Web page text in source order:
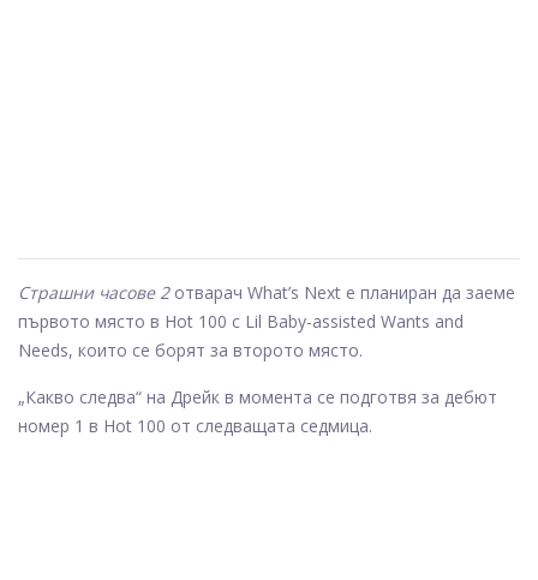
Страшни часове 2отварач What’s Next е планиран да заеме
първото място в Hot 100 с Lil Baby-assisted Wants and
Needs, които се борят за второто място.
„Какво следва“ на Дрейк в момента се подготвя за дебют
номер 1 в Hot 100 от следващата седмица.